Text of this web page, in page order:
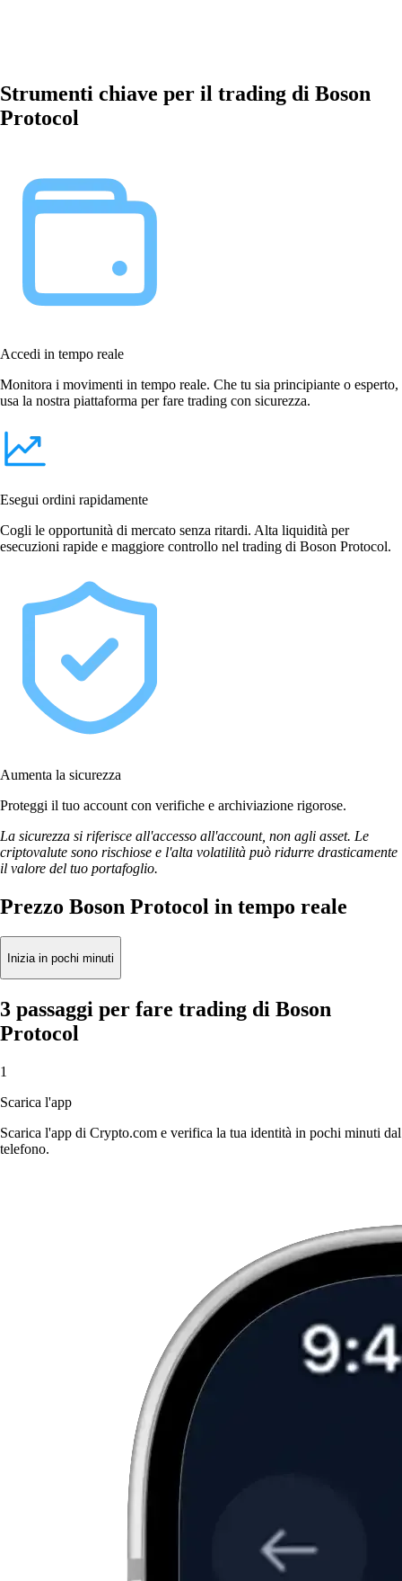
Strumenti chiave per il trading di Boson
Protocol
Accedi in tempo reale
Monitora i movimenti in tempo reale. Che tu sia principiante o esperto,
usa la nostra piattaforma per fare trading con sicurezza.
Esegui ordini rapidamente
Cogli le opportunità di mercato senza ritardi. Alta liquidità per
esecuzioni rapide e maggiore controllo nel trading di Boson Protocol.
Aumenta la sicurezza
Proteggi il tuo account con verifiche e archiviazione rigorose.
La sicurezza si riferisce all'accesso all'account, non agli asset. Le
criptovalute sono rischiose e l'alta volatilità può ridurre drasticamente
il valore del tuo portafoglio.
Prezzo Boson Protocol in tempo reale
Inizia in pochi minuti
3 passaggi per fare trading di Boson
Protocol
1
Scarica l'app
Scarica l'app di Crypto.com e verifica la tua identità in pochi minuti dal
telefono.